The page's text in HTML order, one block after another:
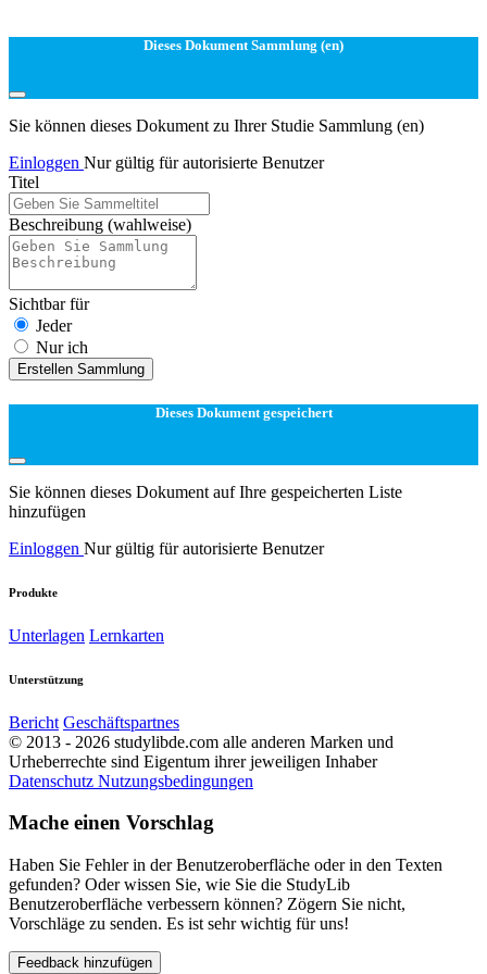
Dieses Dokument Sammlung (en)
Sie können dieses Dokument zu Ihrer Studie Sammlung (en)
Einloggen Nur gültig für autorisierte Benutzer
Titel
Beschreibung (wahlweise)
Sichtbar für
Jeder
Nur ich
Erstellen Sammlung
Dieses Dokument gespeichert
Sie können dieses Dokument auf Ihre gespeicherten Liste
hinzufügen
Einloggen Nur gültig für autorisierte Benutzer
Produkte
Unterlagen Lernkarten
Unterstützung
Bericht Geschäftspartnes
© 2013 - 2026 studylibde.com alle anderen Marken und
Urheberrechte sind Eigentum ihrer jeweiligen Inhaber
Datenschutz Nutzungsbedingungen
Mache einen Vorschlag
Haben Sie Fehler in der Benutzeroberfläche oder in den Texten
gefunden? Oder wissen Sie, wie Sie die StudyLib
Benutzeroberfläche verbessern können? Zögern Sie nicht,
Vorschläge zu senden. Es ist sehr wichtig für uns!
Feedback hinzufügen